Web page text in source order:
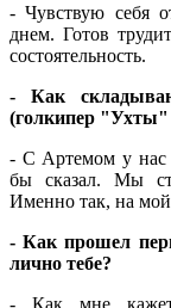
- Чувствую себя
днем. Готов
состоятельность.
- Как
(голкипер "Ухты"
- С Артемом у нас
бы сказал. Мы
Именно так, на
- Как прошел
лично тебе?
- Как мне